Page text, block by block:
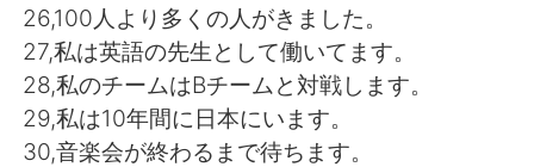
26,100人より多くの人がきました。
27,私は英語の先生として働いてます。
28,私のチームはBチームと対戦します。
29,私は10年間に日本にいます。
30,音楽会が終わるまで待ちます。